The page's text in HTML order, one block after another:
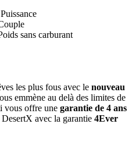
Puissance
sans carburant
les plus fous avec le nouveau
emmène au delà des limites de
vous offre une garantie de 4 ans
avec la garantie 4Ever